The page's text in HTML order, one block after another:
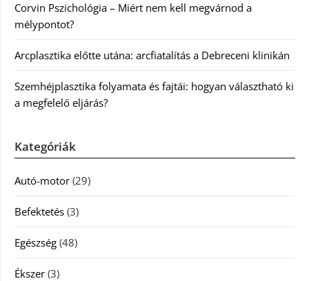
Corvin Pszichológia – Miért nem kell megvárnod a
mélypontot?
Arcplasztika előtte utána: arcfiatalítás a Debreceni klinikán
Szemhéjplasztika folyamata és fajtái: hogyan választható ki
a megfelelő eljárás?
Kategóriák
Autó-motor (29)
Befektetés (3)
Egészség (48)
Ékszer (3)